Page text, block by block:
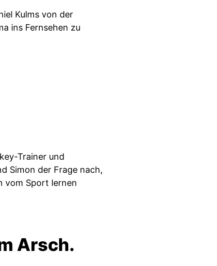
Kulms von der
ins Fernsehen zu
Trainer und
Simon der Frage nach,
vom Sport lernen
Arsch.